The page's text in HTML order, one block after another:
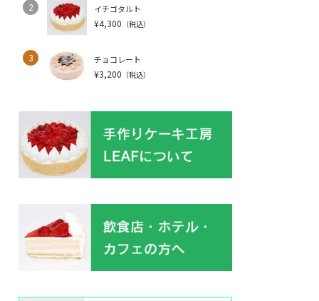
2 イチゴタルト
¥4,300 （税込）
3 チョコレート
¥3,200 （税込）